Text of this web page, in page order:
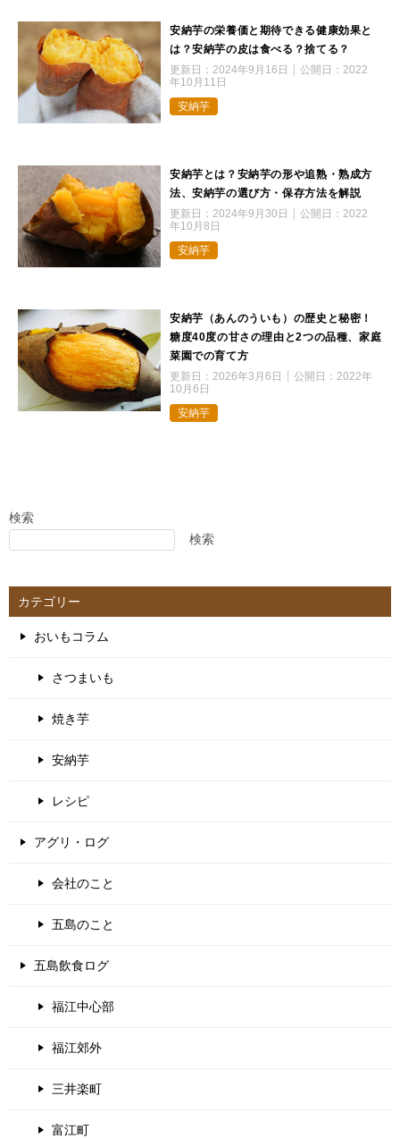
安納芋の栄養価と期待できる健康効果と
は？安納芋の皮は食べる？捨てる？
更新日： 2024年9月16日 公開日： 2022
年10月11日
安納芋
安納芋とは？安納芋の形や追熟・熟成方
法、安納芋の選び方・保存方法を解説
更新日： 2024年9月30日 公開日： 2022
年10月8日
安納芋
安納芋（あんのういも）の歴史と秘密！
糖度40度の甘さの理由と2つの品種、家庭
菜園での育て方
更新日： 2026年3月6日 公開日： 2022年
10月6日
安納芋
検索
検索
カテゴリー
おいもコラム
さつまいも
焼き芋
安納芋
レシピ
アグリ・ログ
会社のこと
五島のこと
五島飲食ログ
福江中心部
福江郊外
三井楽町
富江町